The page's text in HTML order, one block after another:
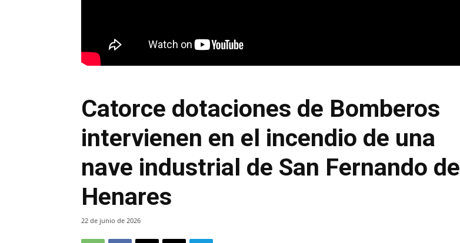
Catorce dotaciones de Bomberos
intervienen en el incendio de una
nave industrial de San Fernando de
Henares
22 de junio de 2026